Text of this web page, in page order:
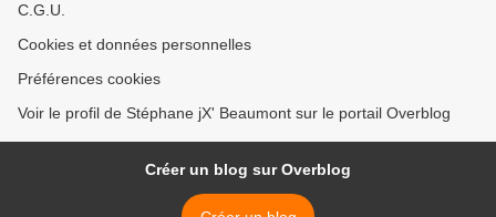
C.G.U.
Cookies et données personnelles
Préférences cookies
Voir le profil de Stéphane jX' Beaumont sur le portail Overblog
Créer un blog sur Overblog